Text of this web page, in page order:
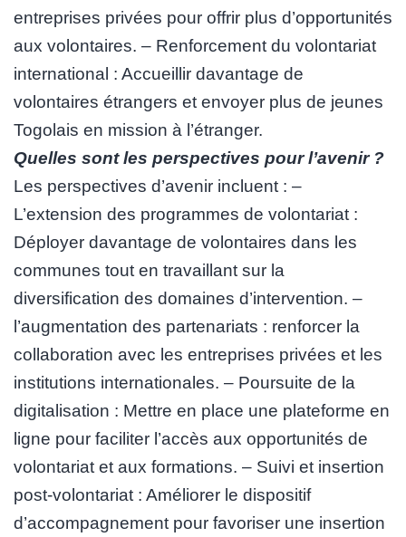
entreprises privées pour offrir plus d’opportunités
aux volontaires. – Renforcement du volontariat
international : Accueillir davantage de
volontaires étrangers et envoyer plus de jeunes
Togolais en mission à l’étranger.
Quelles sont les perspectives pour l’avenir ?
Les perspectives d’avenir incluent : –
L’extension des programmes de volontariat :
Déployer davantage de volontaires dans les
communes tout en travaillant sur la
diversification des domaines d’intervention. –
l’augmentation des partenariats : renforcer la
collaboration avec les entreprises privées et les
institutions internationales. – Poursuite de la
digitalisation : Mettre en place une plateforme en
ligne pour faciliter l’accès aux opportunités de
volontariat et aux formations. – Suivi et insertion
post-volontariat : Améliorer le dispositif
d’accompagnement pour favoriser une insertion